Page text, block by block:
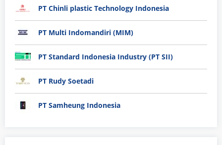
PT Chinli plastic Technology Indonesia
PT Multi Indomandiri (MIM)
PT Standard Indonesia Industry (PT SII)
PT Rudy Soetadi
PT Samheung Indonesia